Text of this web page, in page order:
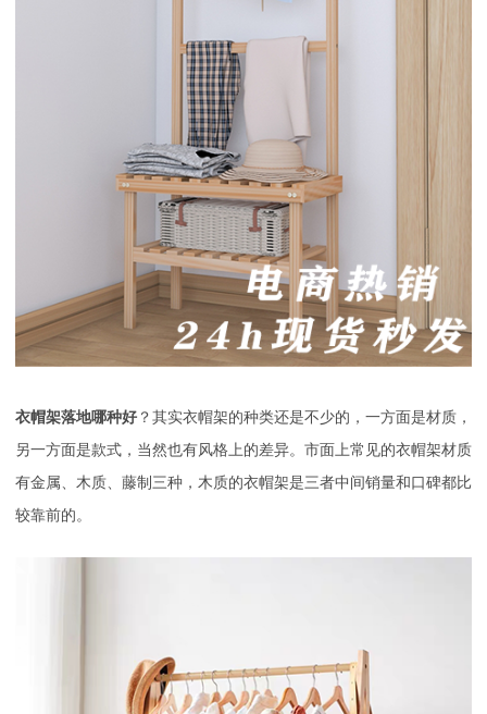
衣帽架落地哪种好 ？其实衣帽架的种类还是不少的，一方面是材质，
另一方面是款式，当然也有风格上的差异。市面上常见的衣帽架材质
有金属、木质、藤制三种，木质的衣帽架是三者中间销量和口碑都比
较靠前的。